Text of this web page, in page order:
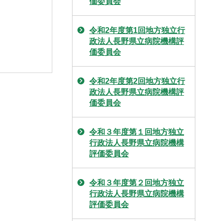
令和2年度第1回地方独立行
政法人長野県立病院機構評
価委員会
令和2年度第2回地方独立行
政法人長野県立病院機構評
価委員会
令和３年度第１回地方独立
行政法人長野県立病院機構
評価委員会
令和３年度第２回地方独立
行政法人長野県立病院機構
評価委員会